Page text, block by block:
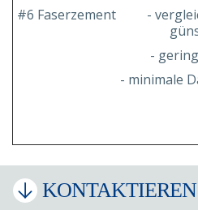
#6 Faserzement
-
-
- minimale